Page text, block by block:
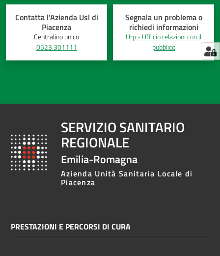
Contatta l'Azienda Usl di
Piacenza
Centralino unico
0523.301111
Segnala un problema o
richiedi informazioni
Urp - Ufficio relazioni con il
pubblico
SERVIZIO SANITARIO
REGIONALE
Emilia-Romagna
Azienda Unità Sanitaria Locale di
Piacenza
PRESTAZIONI E PERCORSI DI CURA